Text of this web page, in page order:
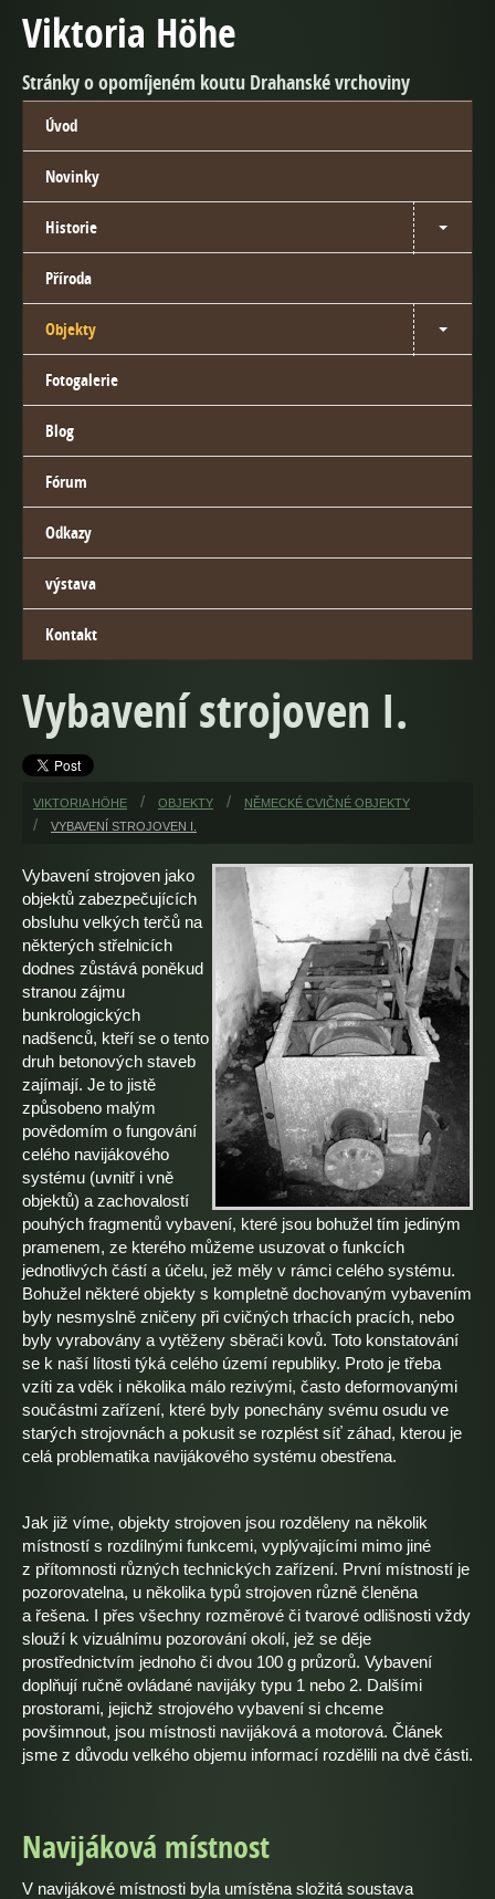
Viktoria Höhe
Stránky o opomíjeném koutu Drahanské vrchoviny
Úvod
Novinky
Historie
Příroda
Objekty
Fotogalerie
Blog
Fórum
Odkazy
výstava
Kontakt
Vybavení strojoven I.
VIKTORIA HÖHE OBJEKTY
NĚMECKÉ CVIČNÉ OBJEKTY
VYBAVENÍ STROJOVEN I.
Vybavení strojoven jako
objektů zabezpečujících
obsluhu velkých terčů na
některých střelnicích
dodnes zůstává poněkud
stranou zájmu
bunkrologických
nadšenců, kteří se o tento
druh betonových staveb
zajímají. Je to jistě
způsobeno malým
povědomím o fungování
celého navijákového
systému (uvnitř i vně
objektů) a zachovalostí
pouhých fragmentů vybavení, které jsou bohužel tím jediným
pramenem, ze kterého můžeme usuzovat o funkcích
jednotlivých částí a účelu, jež měly v rámci celého systému.
Bohužel některé objekty s kompletně dochovaným vybavením
byly nesmyslně zničeny při cvičných trhacích pracích, nebo
byly vyrabovány a vytěženy sběrači kovů. Toto konstatování
se k naší lítosti týká celého území republiky. Proto je třeba
vzíti za vděk i několika málo rezivými, často deformovanými
součástmi zařízení, které byly ponechány svému osudu ve
starých strojovnách a pokusit se rozplést síť záhad, kterou je
celá problematika navijákového systému obestřena.
Jak již víme, objekty strojoven jsou rozděleny na několik
místností s rozdílnými funkcemi, vyplývajícími mimo jiné
z přítomnosti různých technických zařízení. První místností je
pozorovatelna, u několika typů strojoven různě členěna
a řešena. I přes všechny rozměrové či tvarové odlišnosti vždy
slouží k vizuálnímu pozorování okolí, jež se děje
prostřednictvím jednoho či dvou 100 g průzorů. Vybavení
doplňují ručně ovládané navijáky typu 1 nebo 2. Dalšími
prostorami, jejichž strojového vybavení si chceme
povšimnout, jsou místnosti navijáková a motorová. Článek
jsme z důvodu velkého objemu informací rozdělili na dvě části.
Navijáková místnost
V navijákové místnosti byla umístěna složitá soustava